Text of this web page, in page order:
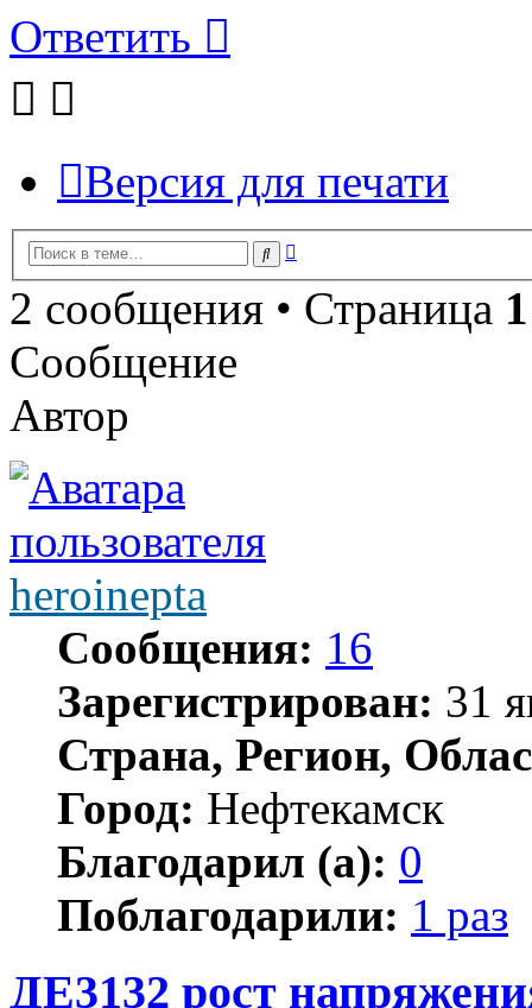
Ответить
Версия для печати
Поиск
2 сообщения • Страница 1
Сообщение
Автор
heroinepta
Сообщения: 16
Зарегистрирован: 31
Страна, Регион,
Город: Нефтекамск
Благодарил (а): 0
Поблагодарили: 1 раз
ДЕ3132 рост